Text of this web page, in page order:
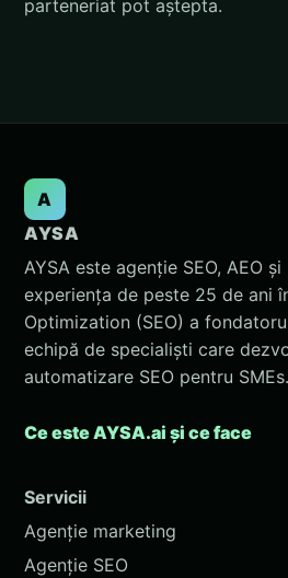
parteneriat pot aștepta.
A
AYSA
AYSA este agenție SEO, AEO
experiența de peste 25 de ani
Optimization (SEO) a
echipă de specialiști care
automatizare SEO pentru SMEs.
Ce este AYSA.ai și ce face
Servicii
Agenție marketing
Agenție SEO